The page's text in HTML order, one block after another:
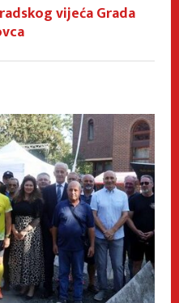
vijeća Grada